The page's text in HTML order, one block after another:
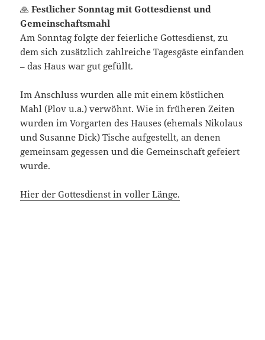
🙏Festlicher Sonntag mit Gottesdienst und
Gemeinschaftsmahl
Am Sonntag folgte der feierliche Gottesdienst, zu
dem sich zusätzlich zahlreiche Tagesgäste einfanden
– das Haus war gut gefüllt.
Im Anschluss wurden alle mit einem köstlichen
Mahl (Plov u.a.) verwöhnt. Wie in früheren Zeiten
wurden im Vorgarten des Hauses (ehemals Nikolaus
und Susanne Dick) Tische aufgestellt, an denen
gemeinsam gegessen und die Gemeinschaft gefeiert
wurde.
Hier der Gottesdienst in voller Länge.